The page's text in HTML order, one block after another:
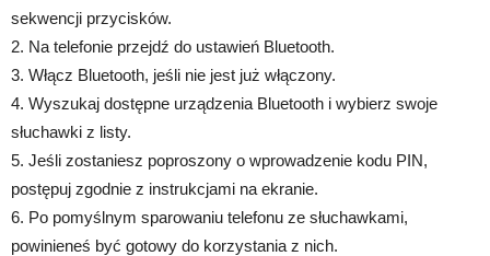
sekwencji przycisków.
2. Na telefonie przejdź do ustawień Bluetooth.
3. Włącz Bluetooth, jeśli nie jest już włączony.
4. Wyszukaj dostępne urządzenia Bluetooth i wybierz swoje
słuchawki z listy.
5. Jeśli zostaniesz poproszony o wprowadzenie kodu PIN,
postępuj zgodnie z instrukcjami na ekranie.
6. Po pomyślnym sparowaniu telefonu ze słuchawkami,
powinieneś być gotowy do korzystania z nich.